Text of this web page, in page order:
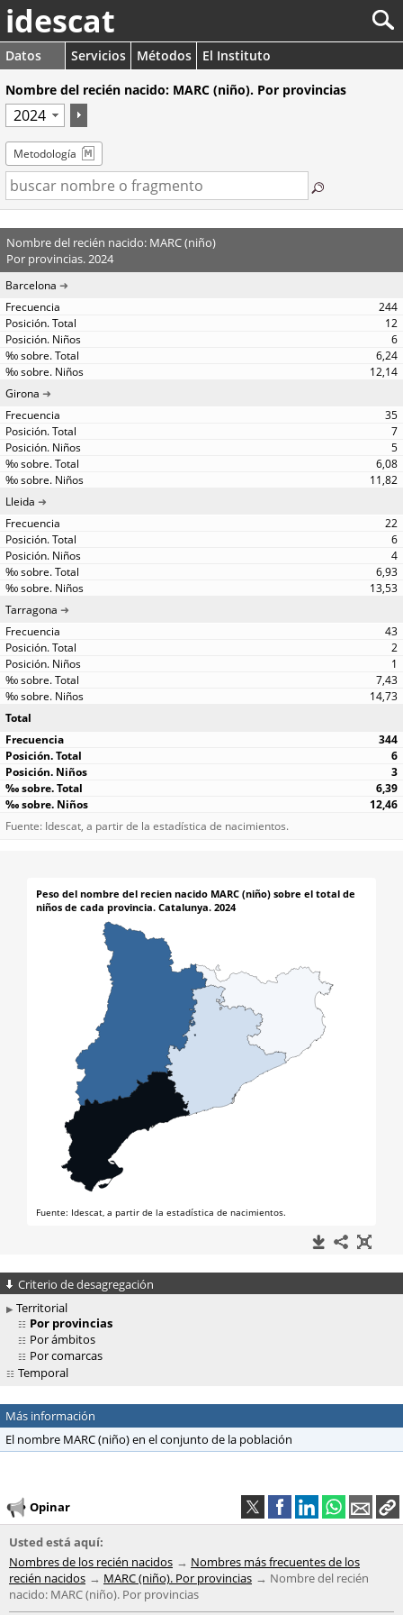
idescat
Datos Servicios Métodos
El Instituto
Nombre del recién nacido: MARC (niño). Por provincias
Metodología
Nombre del recién nacido: MARC (niño)
Por provincias. 2024
Barcelona
244
12
6
6,24
12,14
Girona
35
7
5
6,08
11,82
Lleida
22
6
4
6,93
13,53
Tarragona
43
2
1
7,43
14,73
Total
344
6
3
6,39
12,46
Fuente: Idescat, a partir de la estadística de nacimientos.
Criterio de desagregación
Territorial
Por provincias
Por ámbitos
Por comarcas
Temporal
Más información
El nombre MARC (niño) en el conjunto de la población
Opinar
Usted está aquí:
Nombres de los recién nacidos
Nombres más frecuentes de los
recién nacidos
MARC (niño). Por provincias
Nombre del recién
nacido: MARC (niño). Por provincias